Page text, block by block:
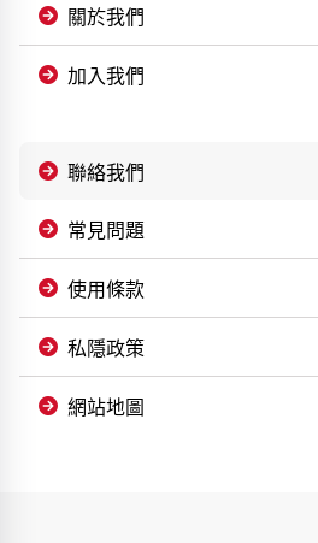
關於我們
加入我們
聯絡我們
常見問題
使用條款
私隱政策
網站地圖